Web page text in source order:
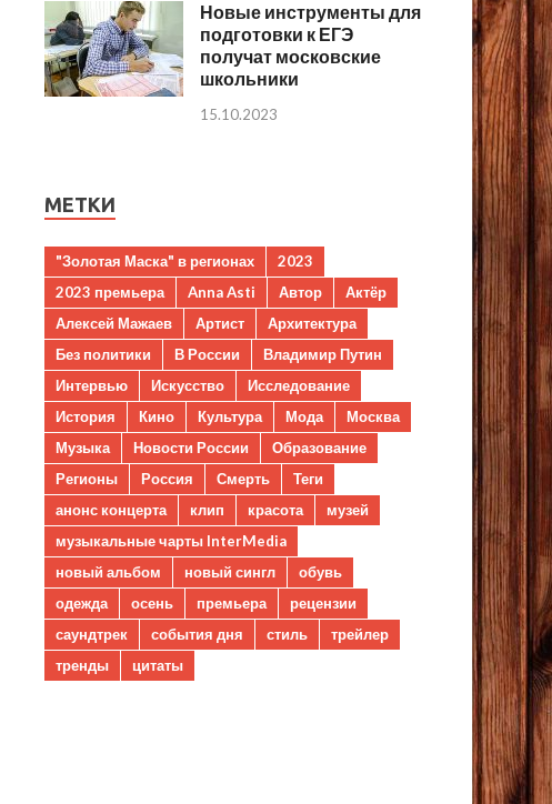
Новые инструменты для
подготовки к ЕГЭ
получат московские
школьники
15.10.2023
МЕТКИ
"Золотая Маска" в регионах
2023
2023 премьера
Anna Asti Автор
Актёр
Алексей Мажаев
Артист
Архитектура
Без политики
В России
Владимир Путин
Интервью
Искусство
Исследование
История
Кино Культура Мода
Москва
Музыка
Новости России
Образование
Регионы
Россия Смерть
Теги
анонс концерта
клип красота
музей
музыкальные чарты InterMedia
новый альбом
новый сингл
обувь
одежда
осень премьера
рецензии
саундтрек
события дня стиль
трейлер
тренды
цитаты